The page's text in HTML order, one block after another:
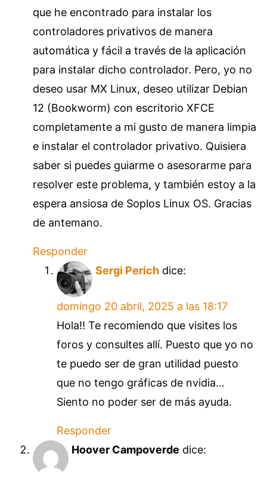
que he encontrado para instalar los
controladores privativos de manera
automática y fácil a través de la aplicación
para instalar dicho controlador. Pero, yo no
deseo usar MX Linux, deseo utilizar Debian
12 (Bookworm) con escritorio XFCE
completamente a mi gusto de manera limpia
e instalar el controlador privativo. Quisiera
saber si puedes guiarme o asesorarme para
resolver este problema, y también estoy a la
espera ansiosa de Soplos Linux OS. Gracias
de antemano.
Responder
Sergi Perich dice:
domingo 20 abril, 2025 a las 18:17
Hola!! Te recomiendo que visites los
foros y consultes allí. Puesto que yo no
te puedo ser de gran utilidad puesto
que no tengo gráficas de nvidia…
Siento no poder ser de más ayuda.
Responder
Hoover Campoverde dice: